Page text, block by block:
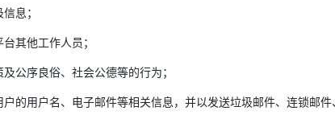
息；
其他工作人员；
公序良俗、社会公德等的行为；
的用户名、电子邮件等相关信息，并以发送垃圾邮件、连锁邮